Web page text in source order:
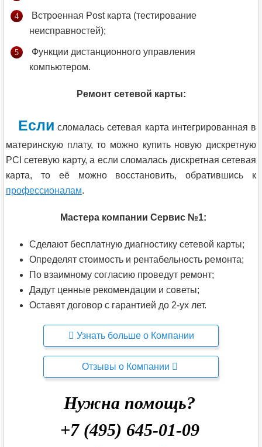
Встроенная Post карта (тестирование
неисправностей);
Функции дистанционного управления
компьютером.
Ремонт сетевой карты:
Если сломалась сетевая карта интегрированная в
материнскую плату, то можно купить новую дискретную
PCI сетевую карту, а если сломалась дискретная сетевая
карта, то её можно восстановить, обратившись к
профессионалам.
Мастера компании Сервис №1:
Сделают бесплатную диагностику сетевой карты;
Определят стоимость и рентабельность ремонта;
По взаимному согласию проведут ремонт;
Дадут ценные рекомендации и советы;
Оставят договор с гарантией до 2-ух лет.
Узнать больше о Компании
Отзывы о Компании
Нужна помощь?
+7 (495) 645-01-09